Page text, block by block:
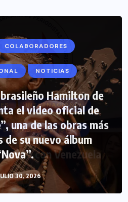
COLABORADORES
NOTICIAS
Hamilton de
el video oficial de
una de las obras más
de su nuevo álbum
30, 2026
INTERNACIONAL
TURISTICO
con Venezuela
29, 2026